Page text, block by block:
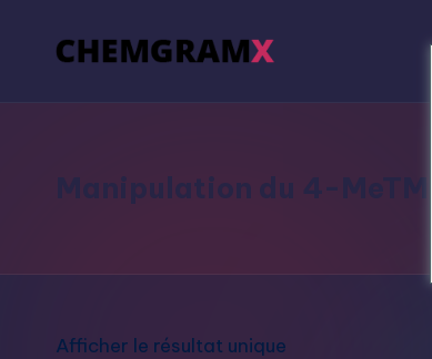
Manipulation du 4-MeTMP
Afficher le résultat unique